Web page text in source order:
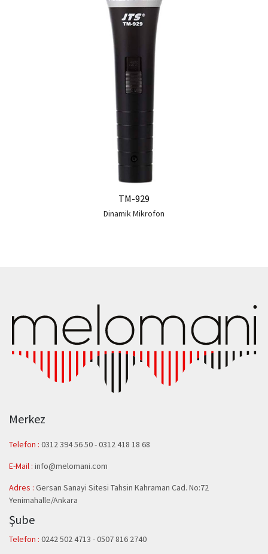
TM-929
Dinamik Mikrofon
Merkez
Telefon : 0312 394 56 50-0312 418 18 68
E-Mail : info@melomani.com
Adres : Gersan Sanayi Sitesi Tahsin Kahraman Cad. No:72
Yenimahalle/Ankara
Şube
Telefon : 0242 502 4713 - 0507 816 2740